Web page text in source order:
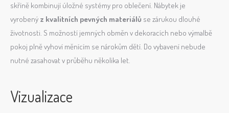
skříně kombinují úložné systémy pro oblečení. Nábytek je
vyrobený z kvalitních pevných materiálů se zárukou dlouhé
životnosti. S možností jemných obměn v dekoracích nebo výmalbě
pokoj plně vyhoví měnícím se nárokům dětí. Do vybavení nebude
nutné zasahovat v průběhu několika let.
Vizualizace